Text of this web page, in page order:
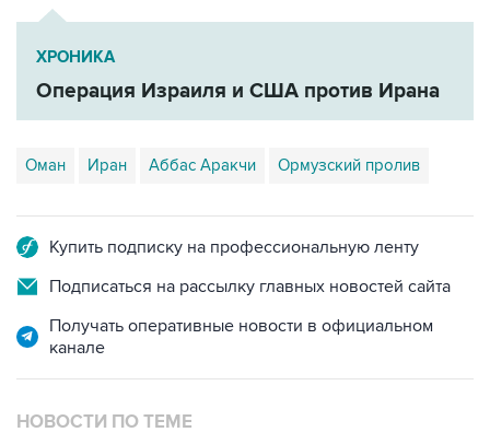
ХРОНИКА
Операция Израиля и США против Ирана
Оман Иран Аббас Аракчи Ормузский пролив
Купить подписку на профессиональную ленту
Подписаться на рассылку главных новостей сайта
Получать оперативные новости в официальном
канале
НОВОСТИ ПО ТЕМЕ